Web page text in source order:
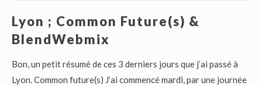
Lyon ; Common Future(s) &
BlendWebmix
Bon, un petit résumé de ces 3 derniers jours que j’ai passé à
Lyon. Common future(s) J’ai commencé mardi, par une journée